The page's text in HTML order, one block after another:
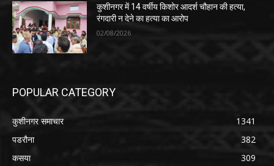
कुशीनगर में 14 वर्षीय किशोर आदर्श चौहान की हत्या,
रंगदारी न देने का हत्या का आरोप
02/08/2026
POPULAR CATEGORY
कुशीनगर समाचार
1341
पडरौना
382
कसया
309